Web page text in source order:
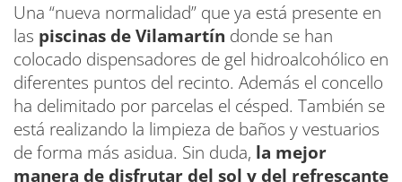
Una “nueva normalidad” que ya está presente en
las piscinas de Vilamartín donde se han
colocado dispensadores de gel hidroalcohólico en
diferentes puntos del recinto. Además el concello
ha delimitado por parcelas el césped. También se
está realizando la limpieza de baños y vestuarios
de forma más asidua. Sin duda, la mejor
manera de disfrutar del sol y del refrescante